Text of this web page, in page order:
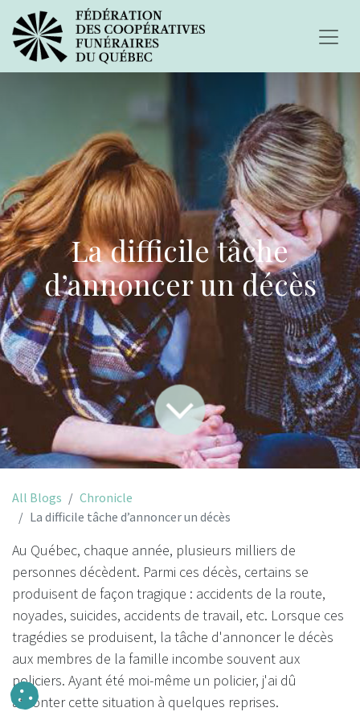
La difficile tâche
d’annoncer un décès
All Blogs
Chronicle
La difficile tâche d’annoncer un décès
Au Québec, chaque année, plusieurs milliers de
personnes décèdent. Parmi ces décès, certains se
produisent de façon tragique : accidents de la route,
noyades, suicides, accidents de travail, etc. Lorsque ces
tragédies se produisent, la tâche d'annoncer le décès
aux membres de la famille incombe souvent aux
policiers. Ayant été moi-même un policier, j'ai dû
affronter cette situation à quelques reprises.